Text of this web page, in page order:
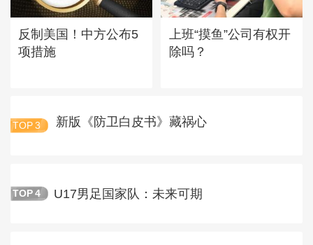
反制美国！中方公布5
项措施
上班“摸鱼”公司有权开
除吗？
TOP 3 新版《防卫白皮书》藏祸心
TOP 4 U17男足国家队：未来可期